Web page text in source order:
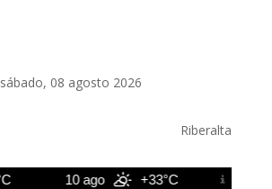
sábado, 08 agosto 2026
Riberalta
10 ago +33°C 11 ago